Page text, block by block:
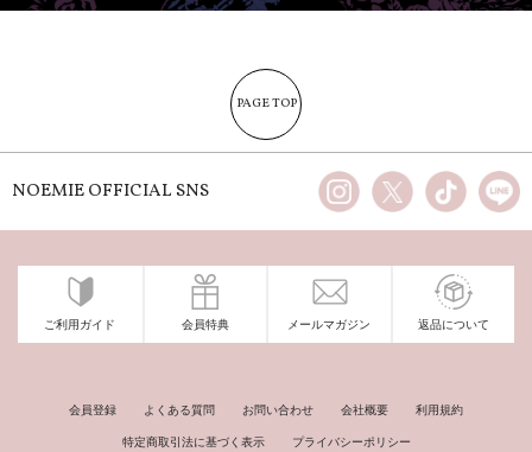
PAGE TOP
NOEMIE OFFICIAL SNS
instagram TikTok
ご利用ガイド 会員特典 メールマガジン 返品について
会員登録 よくある質問 お問い合わせ 会社概要 利用規約
特定商取引法に基づく表示 プライバシーポリシー